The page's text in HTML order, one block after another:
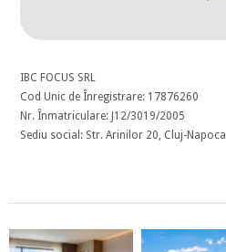
IBC FOCUS SRL
Cod Unic de Înregistrare: 17876260
Nr. Înmatriculare: J12/3019/2005
Sediu social: Str. Arinilor 20, Cluj-Napoca